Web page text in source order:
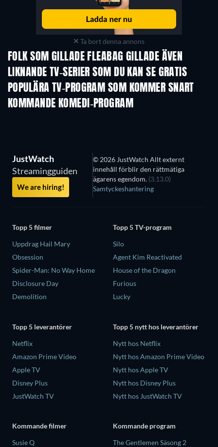
Ta bort denna annons
FOLK SOM GILLADE FLEABAG GILLADE ÄVEN
TV TV
LIKNANDE TV-SERIER SOM DU KAN SE GRATIS
TV TV
POPULÄRA TV-PROGRAM SOM KOMMER SNART
TV TV
KOMMANDE KOMEDI-PROGRAM
Säsong 2 Säsong 3
JustWatch
Streamingguiden
We are hiring!
© 2026 JustWatch Allt externt
innehåll förblir den rättmätiga
ägarens egendom. (3.13.0)
Samtyckeshantering
Topp 5 filmer
Uppdrag Hail Mary
Obsession
Spider-Man: No Way Home
Disclosure Day
Demolition
Topp 5 TV-program
Silo
Agent Kim Reactivated
House of the Dragon
Furious
Lucky
Topp 5 leverantörer
Netflix
Amazon Prime Video
Apple TV
Disney Plus
JustWatch TV
Topp 5 nytt hos leverantörer
Nytt hos Netflix
Nytt hos Amazon Prime Video
Nytt hos Apple TV
Nytt hos Disney Plus
Nytt hos JustWatch TV
Kommande filmer
Susie Q
Kommande program
The Gentlemen Säsong 2